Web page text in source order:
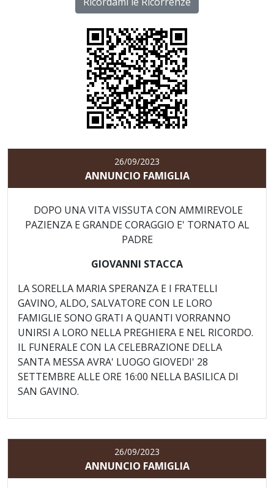
26/09/2023
ANNUNCIO FAMIGLIA
DOPO UNA VITA VISSUTA CON AMMIREVOLE
PAZIENZA E GRANDE CORAGGIO E' TORNATO AL
PADRE
GIOVANNI STACCA
LA SORELLA MARIA SPERANZA E I FRATELLI
GAVINO, ALDO, SALVATORE CON LE LORO
FAMIGLIE SONO GRATI A QUANTI VORRANNO
UNIRSI A LORO NELLA PREGHIERA E NEL RICORDO.
IL FUNERALE CON LA CELEBRAZIONE DELLA
SANTA MESSA AVRA' LUOGO GIOVEDI' 28
SETTEMBRE ALLE ORE 16:00 NELLA BASILICA DI
SAN GAVINO.
26/09/2023
ANNUNCIO FAMIGLIA